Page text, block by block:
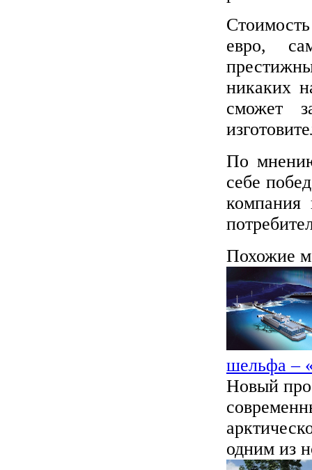
евро,
никаких
сможет
По
себе
компания
Похожие
шельфа –
Новый
одним из